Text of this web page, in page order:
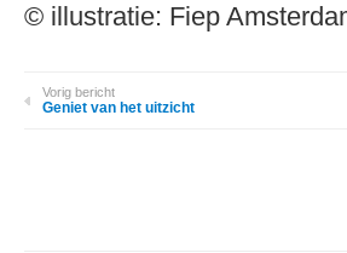
© illustratie: Fiep
Vorig bericht
Geniet van het uitzicht